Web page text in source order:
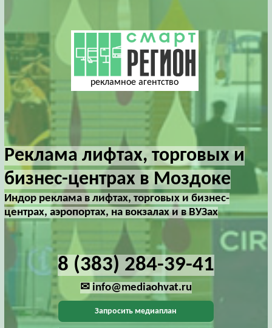
рекламное агентство
Реклама лифтах, торговых и
бизнес-центрах в Моздоке
Индор реклама в лифтах, торговых и бизнес-
центрах, аэропортах, на вокзалах и в ВУЗах
8 (383) 284-39-41
✉ info@mediaohvat.ru
Запросить медиаплан